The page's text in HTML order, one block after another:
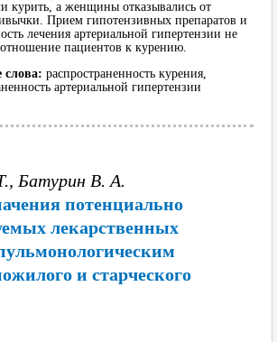
курить, а женщины отказывались от
Прием гипотензивных препаратов и
лечения артериальной гипертензии не
пациентов к курению.
распространенность курения,
артериальной гипертензии
Батурин В. А.
потенциально
лекарственных
и старческого